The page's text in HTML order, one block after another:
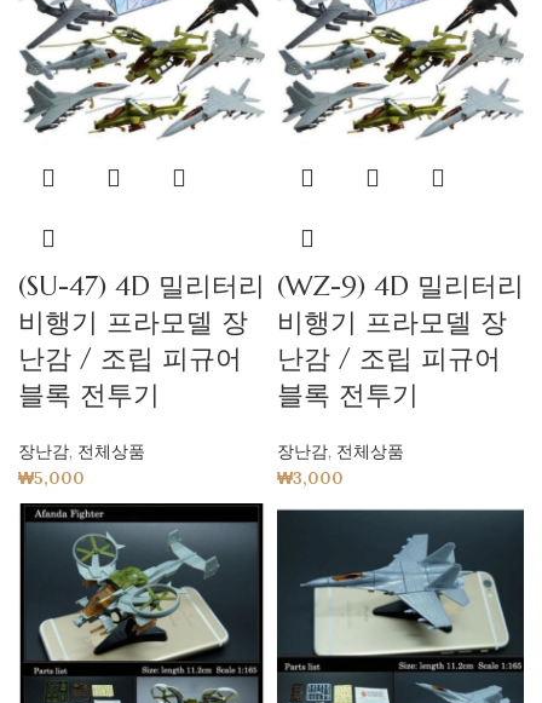
(SU-47) 4D 밀리터리
비행기 프라모델 장
난감 / 조립 피규어
블록 전투기
장난감, 전체상품
₩5,000
(WZ-9) 4D 밀리터리
비행기 프라모델 장
난감 / 조립 피규어
블록 전투기
장난감, 전체상품
₩3,000